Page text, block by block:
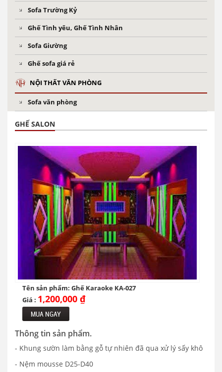
Sofa Trường Kỷ
Ghế Tình yêu, Ghế Tình Nhân
Sofa Giường
Ghế sofa giá rẻ
NỘI THẤT VĂN PHÒNG
Sofa văn phòng
GHẾ SALON
Tên sản phẩm: Ghế Karaoke KA-027
Giá : 1,200,000 ₫
MUA NGAY
Thông tin sản phẩm.
- Khung sườn làm bằng gỗ tự nhiên đã qua xử lý sấy khô
- Nệm mousse D25-D40